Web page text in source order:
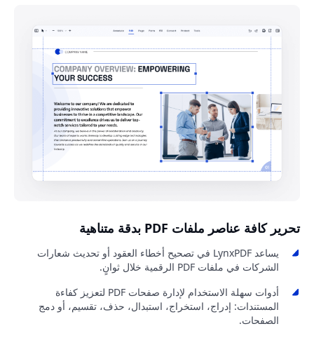
تحرير كافة عناصر ملفات PDF بدقة متناهية
يساعد LynxPDF في تصحيح أخطاء العقود أو تحديث شعارات
الشركات في ملفات PDF الرقمية خلال ثوانٍ.
أدوات سهلة الاستخدام لإدارة صفحات PDF لتعزيز كفاءة
المستندات: إدراج، استخراج، استبدال، حذف، تقسيم، أو دمج
الصفحات.